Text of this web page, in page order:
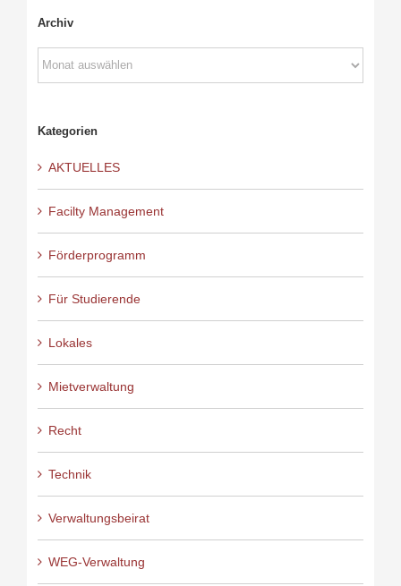
Archiv
Archiv
Kategorien
AKTUELLES
Facilty Management
Förderprogramm
Für Studierende
Lokales
Mietverwaltung
Recht
Technik
Verwaltungsbeirat
WEG-Verwaltung